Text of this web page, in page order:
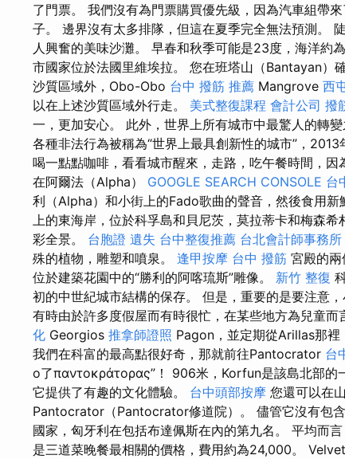
了門票。 我們沒有為門票購買優先級，因為汽車組帶
子。 邊界沒有太多排隊，但這在夏季完全無法預測。
人興奮的美味沙灘。 早春和秋季可能是23度，海洋約
市國家位於法國里維埃拉。 您在班塔山（Bantayan）
沙質區域外，Obo-Obo 台中 撥筋 推薦 Mangrove 西
以在上述沙質區域外行走。 美式整復課程 會計公司 撥
一，更加安心。 此外，世界上所有城市中最驚人的轉變
各種非法行為被稱為“世界上最具創新性的城市”，2013
喝一點點咖啡，看看城市醒來，走路，吃午餐時間，因
在阿爾法（Alpha） GOOGLE SEARCH CONSOLE 台
利（Alpha）和小街上的Fado歌曲的聲音，然後食用
上的東海岸，位於科孚島和貝尼茨，莫拉蒂卡和梅森
彩全景。 台胞證 遺失 台中整復推薦 台北會計師事務所
殊的植物，雕塑和噴泉。 逢甲按摩 台中 撥筋 宮殿的兩
位於建築花園中的“勝利的阿喀琉斯”雕像。 新竹 整復
初的中世紀城市結構的保存。 但是，重要的是要注意
有時由於許多度假屋而有時很忙，在某些地方為兒童
化 Georgios 推拿師證照 Pagon，並定期從Arillas那裡
我們在科富的最高點很好奇，那就前往Pantocrator 台
o了παντοκράτορας”！ 906米，Korfun是該島北部的
它提供了有趣的文化體驗。 台中頭部按摩 您還可以在
Pantocrator（Pantocrator修道院）。 儘管它沒有包
國家，匈牙利在包括布達佩斯在內的第九名。 平均而
是三道菜晚餐最相關的價格，費用約為24,000。